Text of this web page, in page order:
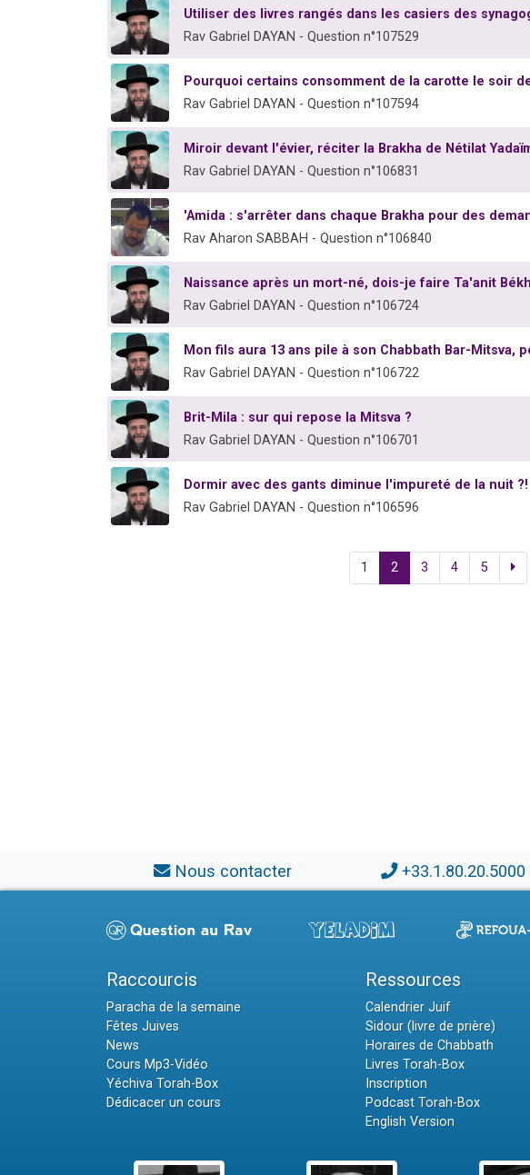
Utiliser des livres rangés dans les casiers des
Rav Gabriel DAYAN - Question n°107529
Pourquoi certains consomment de la carotte le soir
Rav Gabriel DAYAN - Question n°107594
Miroir devant l'évier, réciter la Brakha de Nétilat
Rav Gabriel DAYAN - Question n°106831
'Amida : s'arrêter dans chaque Brakha pour des
Rav Aharon SABBAH - Question n°106840
Naissance après un mort-né, dois-je faire Ta'anit
Rav Gabriel DAYAN - Question n°106724
Mon fils aura 13 ans pile à son Chabbath Bar-Mitsva,
Rav Gabriel DAYAN - Question n°106722
Brit-Mila : sur qui repose la Mitsva ?
Rav Gabriel DAYAN - Question n°106701
Dormir avec des gants diminue l'impureté de la nuit ?!
Rav Gabriel DAYAN - Question n°106596
1 2 3 4 5
Nous contacter +33.1.80.20.5000
Raccourcis
Paracha de la semaine
Fêtes Juives
News
Cours Mp3-Vidéo
Yéchiva Torah-Box
Dédicacer un cours
Ressources
Calendrier Juif
Sidour (livre de prière)
Horaires de Chabbath
Livres Torah-Box
Inscription
Podcast Torah-Box
English Version